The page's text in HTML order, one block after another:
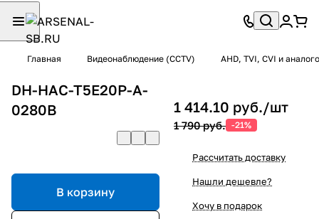
Главная Видеонаблюдение (CCTV) AHD, TVI, CVI и
DH-HAC-T5E20P-A-
0280B
В корзину
1 414.10 руб./шт
1 790 руб. -21%
Рассчитать доставку
Нашли дешевле?
Хочу в подарок